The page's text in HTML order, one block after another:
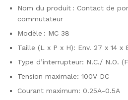
Nom du produit : Contact de
commutateur
Modèle : MC 38
Taille (L x P x H): Env. 27 x 14 x
Type d’interrupteur: N.C./ N.O.
Tension maximale: 100V DC
Courant maximum: 0.25A-0.5A